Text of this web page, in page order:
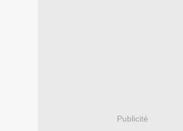
Publicité